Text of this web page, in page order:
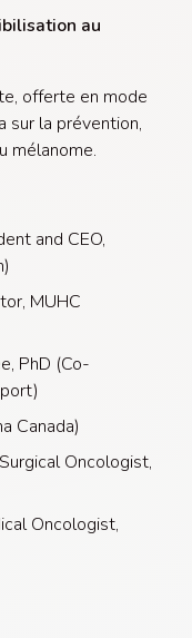
au
offerte en mode
sur la prévention,
mélanome.
and CEO,
MUHC
PhD (Co-
Canada)
Oncologist,
Oncologist,